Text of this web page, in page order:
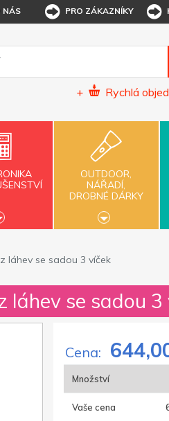
NÁS PRO ZÁKAZNÍKY
+ Rychlá
OUTDOOR,
NÁŘADÍ,
DROBNÉ DÁRKY
láhev se sadou 3 víček
láhev se sadou 3
Cena:
Množství
Vaše cena